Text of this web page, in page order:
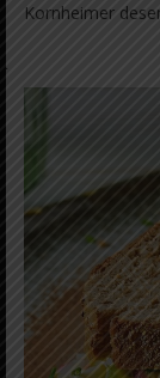
Kornheimer